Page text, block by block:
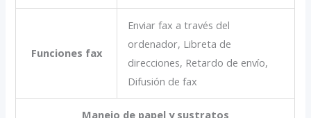
Funciones fax
Enviar fax a través del
ordenador, Libreta de
direcciones, Retardo de envío,
Difusión de fax
Manejo de papel y sustratos